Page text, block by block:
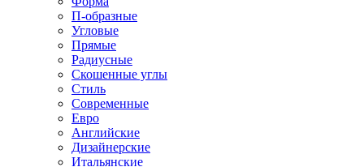
П-образные
Угловые
Прямые
Радиусные
Скошенные углы
Стиль
Современные
Евро
Английские
Дизайнерские
Итальянские